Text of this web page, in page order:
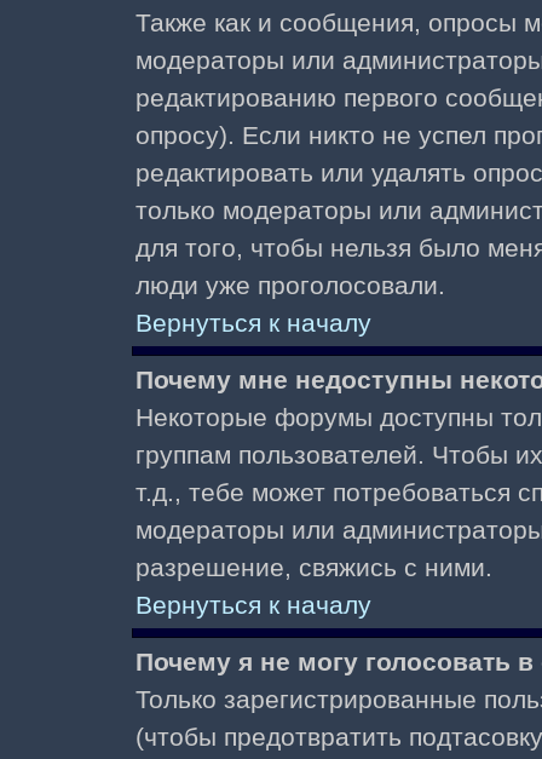
Также как и сообщения, опросы
модераторы или
редактированию первого
опросу). Если никто не успел
редактировать или удалять
только модераторы или
для того, чтобы нельзя было
люди уже проголосовали.
Вернуться к началу
Почему мне недоступны
Некоторые форумы доступны
группам пользователей. Чтобы
т.д., тебе может потребоваться
модераторы или
разрешение, свяжись с ними.
Вернуться к началу
Почему я не могу голосовать
Только зарегистрированные
(чтобы предотвратить